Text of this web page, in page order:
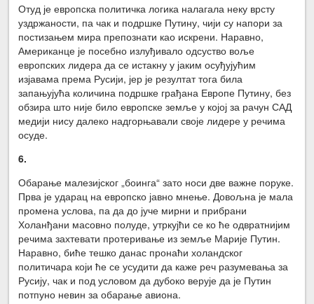
Отуд је европска политичка логика налагала неку врсту
уздржаности, па чак и подршке Путину, чији су напори за
постизањем мира препознати као искрени. Наравно,
Американце је посебно излуђивало одсуство воље
европских лидера да се истакну у јаким осуђујућим
изјавама према Русији, јер је резултат тога била
запањујућа количина подршке грађана Европе Путину, без
обзира што није било европске земље у којој за рачун САД
медији нису далеко надгорњавали своје лидере у речима
осуде.
6.
Обарање малезијског „боинга“ зато носи две важне поруке.
Прва је ударац на европско јавно мнење. Довољна је мала
промена услова, па да до јуче мирни и прибрани
Холанђани масовно полуде, утркујћи се ко ће одвратнијим
речима захтевати протеривање из земље Марије Путин.
Наравно, биће тешко данас пронаћи холандског
политичара који ће се усудити да каже реч разумевања за
Русију, чак и под условом да дубоко верује да је Путин
потпуно невин за обарање авиона.